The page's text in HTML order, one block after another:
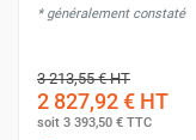
* généralement constaté
3 213,55 €HT
2 827,92 € HT
soit 3 393,50 € TTC